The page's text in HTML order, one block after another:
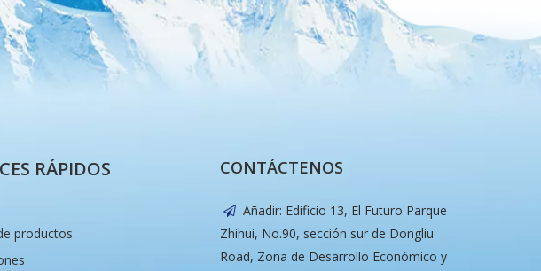
RÁPIDOS
productos
CONTÁCTENOS
 Añadir: Edificio 13, El Futuro Parque
Zhihui, No.90, sección sur de Dongliu
Road, Zona de Desarrollo Económico y